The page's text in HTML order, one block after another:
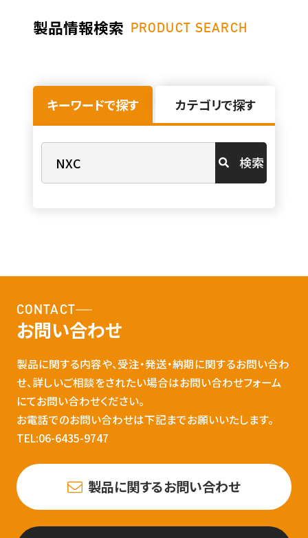
製品情報検索 PRODUCT SEARCH
キーワードで探す カテゴリで探す
検索
CONTACT
お問い合わせ
製品に関する内容や、受注・発送・納期に関するお問い合わ
せ、詳しいご相談をされたい場合はお問い合わせフォーム
にてお問い合わせください。
お電話でのお問い合わせは下記までお願いいたします。
TEL:06-6435-9747
製品に関するお問い合わせ